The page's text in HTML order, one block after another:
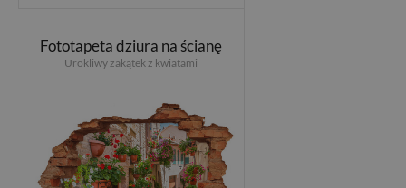
Fototapeta dziura na ścianę
Urokliwy zakątek z kwiatami